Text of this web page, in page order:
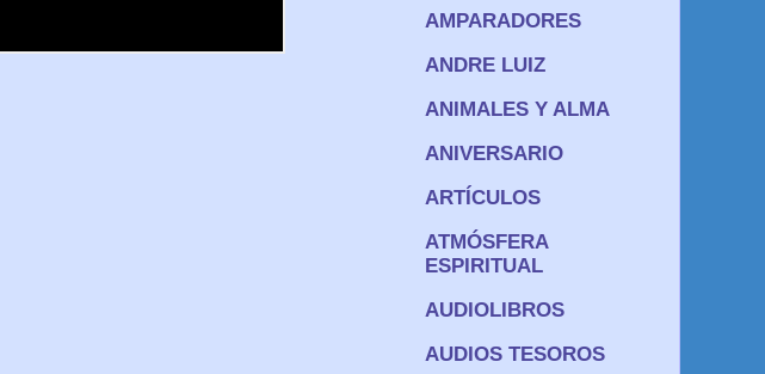
AMPARADORES
ANDRE LUIZ
ANIMALES Y ALMA
ANIVERSARIO
ARTÍCULOS
ATMÓSFERA
ESPIRITUAL
AUDIOLIBROS
AUDIOS TESOROS